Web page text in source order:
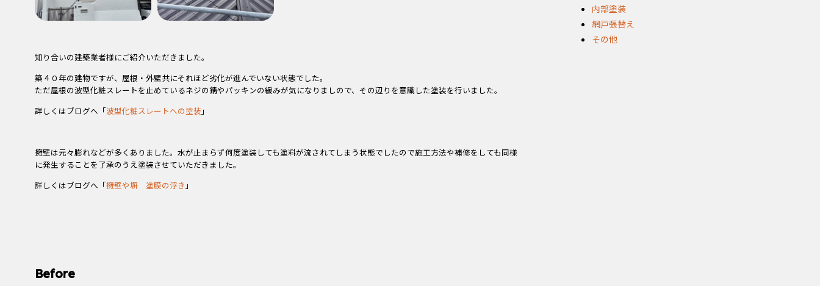
知り合いの建築業者様にご紹介いただきました。
築４０年の建物ですが、屋根・外壁共にそれほど劣化が進んでいない状態でした。
ただ屋根の波型化粧スレートを止めているネジの錆やパッキンの緩みが気になりましので、その辺りを意識した塗装を行いました。
詳しくはブログへ「波型化粧スレートへの塗装 」
擁壁は元々膨れなどが多くありました。水が止まらず何度塗装しても塗料が流されてしまう状態でしたので施工方法や補修をしても同様
に発生することを了承のうえ塗装させていただきました。
詳しくはブログへ「擁壁や塀 塗膜の浮き 」
Before
内部塗装
網戸張替え
その他